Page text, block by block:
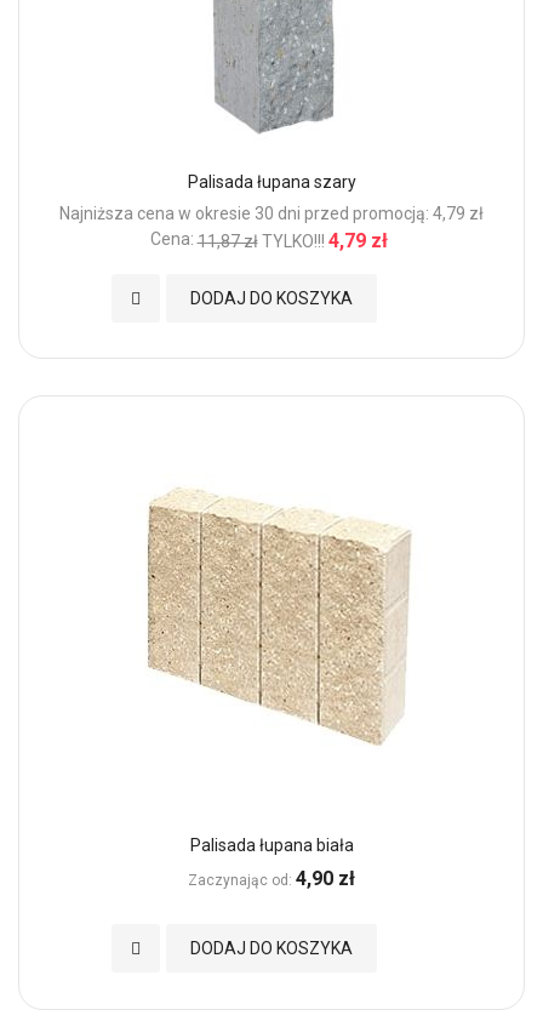
Palisada łupana szary
Najniższa cena w okresie 30 dni przed promocją: 4,79 zł
Cena: 11,87 zł TYLKO!!! 4,79 zł
DODAJ DO KOSZYKA
Dodaj do Ulubionych
Palisada łupana biała
Zaczynając od 4,90 zł
DODAJ DO KOSZYKA
Dodaj do Ulubionych